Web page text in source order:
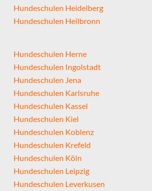
Hundeschulen Heidelberg
Hundeschulen Heilbronn
Hundeschulen Herne
Hundeschulen Ingolstadt
Hundeschulen Jena
Hundeschulen Karlsruhe
Hundeschulen Kassel
Hundeschulen Kiel
Hundeschulen Koblenz
Hundeschulen Krefeld
Hundeschulen Köln
Hundeschulen Leipzig
Hundeschulen Leverkusen